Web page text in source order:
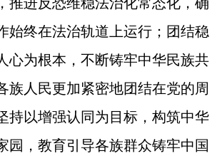
始终在法治轨道上运行；团结稳
心为根本，不断铸牢中华民族共
族人民更加紧密地团结在党的周
持以增强认同为目标，构筑中华
园，教育引导各族群众铸牢中国